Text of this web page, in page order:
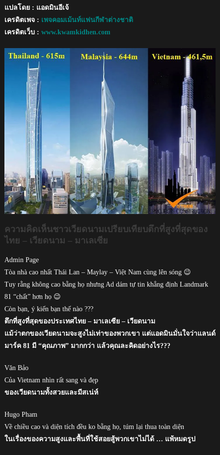
แปลโดย : แอดมินอีเจ้
เครดิตเพจ : เพจคอมเม้นท์แฟนกีฬาต่างชาติ
เครดิตเว็บ : www.kwamkidhen.com
ความคิดเห็นชาวเวียดนามเปรียบเทียบตึกที่สูงที่สุดของ
ไทย – เวียดนาม – มาเลเซีย
Admin Page
Tòa nhà cao nhất Thái Lan – Maylay – Việt Nam cùng lên sóng 😉
Tuy rằng không cao bằng họ nhưng Ad dám tự tin khẳng định Landmark
81 “chất” hơn họ 😉
Còn bạn, ý kiến bạn thế nào ???
ตึกที่สูงที่สุดของประเทศไทย – มาเลเซีย – เวียดนาม
แม้ว่าตกของเวียดนามจะสูงไม่เท่าของพวกเขา แต่แอดมินมั่นใจว่าแลนด์
มาร์ค 81 มี “คุณภาพ” มากกว่า แล้วคุณละคิดอย่างไร???
Văn Bảo
Của Vietnam nhìn rất sang và đẹp
ของเวียดนามทั้งสวยและมีสเน่ห์
Hugo Pham
Về chiều cao và diện tích đều ko bằng họ, túm lại thua toàn diện
ในเรื่องของความสูงและพื้นที่ใช้สอยสู้พวกเขาไม่ได้ … แพ้หมดรูป